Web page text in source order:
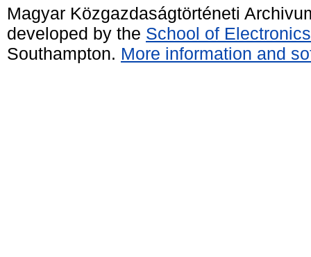
Magyar Közgazdaságtörténeti
developed by the School of
Southampton. More information and